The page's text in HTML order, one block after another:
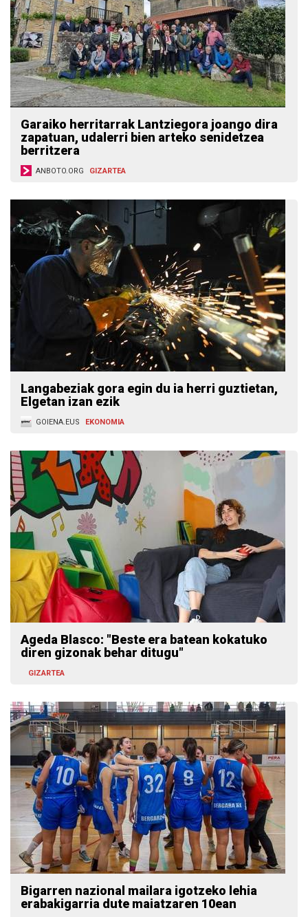
Garaiko herritarrak Lantziegora joango dira
zapatuan, udalerri bien arteko senidetzea
berritzera
ANBOTO.ORG GIZARTEA
Langabeziak gora egin du ia herri guztietan,
Elgetan izan ezik
GOIENA.EUS EKONOMIA
Ageda Blasco: "Beste era batean kokatuko
diren gizonak behar ditugu"
GIZARTEA
Bigarren nazional mailara igotzeko lehia
erabakigarria dute maiatzaren 10ean